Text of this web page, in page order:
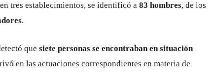
tres establecimientos, se identificó a 83 hombres, de los
.
que siete personas se encontraban en situación
en las actuaciones correspondientes en materia de